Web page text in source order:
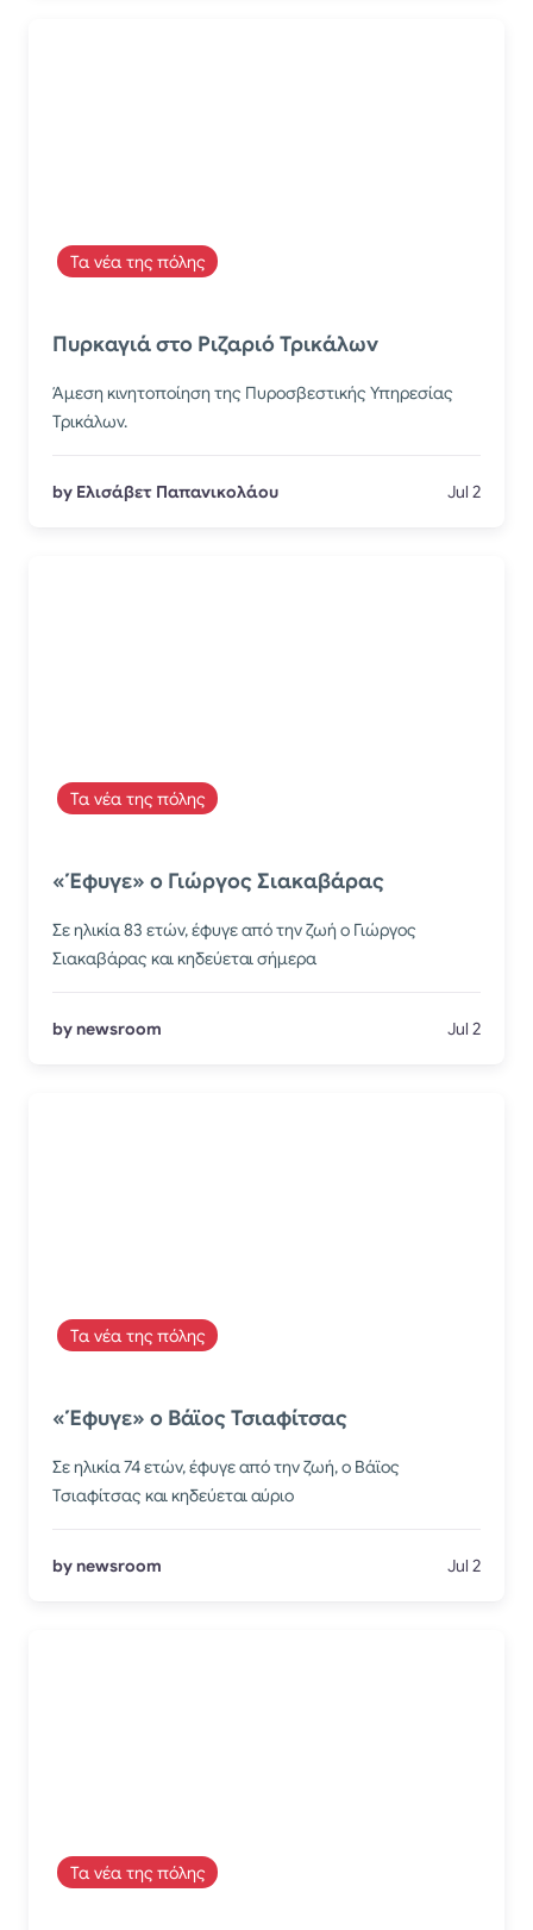
Τα νέα της πόλης
Πυρκαγιά στο Ριζαριό Τρικάλων
Άμεση κινητοποίηση της Πυροσβεστικής Υπηρεσίας
Τρικάλων.
by Ελισάβετ Παπανικολάου Jul 2
Τα νέα της πόλης
«Έφυγε» ο Γιώργος Σιακαβάρας
Σε ηλικία 83 ετών, έφυγε από την ζωή ο Γιώργος
Σιακαβάρας και κηδεύεται σήμερα
by newsroom Jul 2
Τα νέα της πόλης
«Έφυγε» ο Βάϊος Τσιαφίτσας
Σε ηλικία 74 ετών, έφυγε από την ζωή, ο Βάϊος
Τσιαφίτσας και κηδεύεται αύριο
by newsroom Jul 2
Τα νέα της πόλης